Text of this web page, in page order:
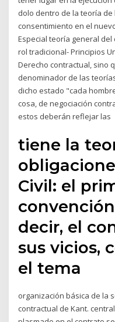
dolo dentro de la teoría de
consentimiento en el
Especial teoría general del
rol tradicional- Principios
Derecho contractual, sino
denominador de las
dicho estado "cada
cosa, de negociación
estos deberán reflejar las
tiene la
Civil: el
decir, el
sus vicios,
el tema
organización básica de la
contractual de Kant.